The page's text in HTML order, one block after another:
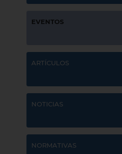
EVENTOS
ARTÍCULOS
NOTICIAS
NORMATIVAS